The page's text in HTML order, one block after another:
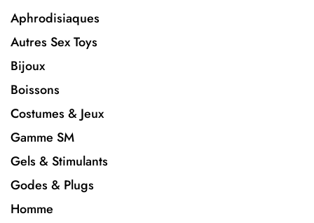
Aphrodisiaques
Autres Sex Toys
Bijoux
Boissons
Costumes & Jeux
Gamme SM
Gels & Stimulants
Godes & Plugs
Homme